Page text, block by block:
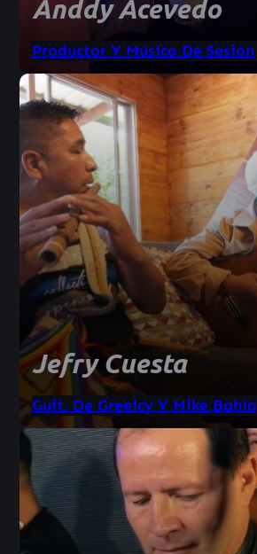
Anddy Acevedo
Productor Y Músico De Sesión
Jefry Cuesta
Guit. De Greeicy Y Mike Bahía